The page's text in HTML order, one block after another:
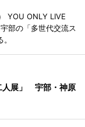
YOU ONLY LIVE
部の「多世代交流ス
人展」 宇部・神原